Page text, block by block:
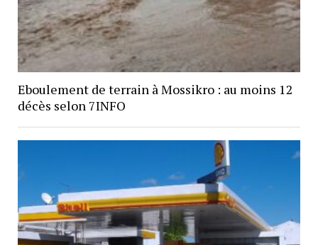
Eboulement de terrain à Mossikro : au moins 12
décès selon 7INFO